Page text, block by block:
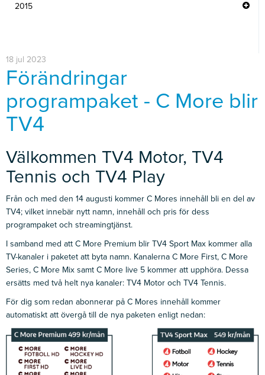
2015
18 jul 2023
Förändringar
programpaket - C More blir
TV4
Välkommen TV4 Motor, TV4
Tennis och TV4 Play
Från och med den 14 augusti kommer C Mores innehåll bli en del av
TV4; vilket innebär nytt namn, innehåll och pris för dess
programpaket och streamingtjänst.
I samband med att C More Premium blir TV4 Sport Max kommer alla
TV-kanaler i paketet att byta namn. Kanalerna C More First, C More
Series, C More Mix samt C More live 5 kommer att upphöra. Dessa
ersätts med två helt nya kanaler: TV4 Motor och TV4 Tennis.
För dig som redan abonnerar på C Mores innehåll kommer
automatiskt att övergå till de nya paketen enligt nedan: